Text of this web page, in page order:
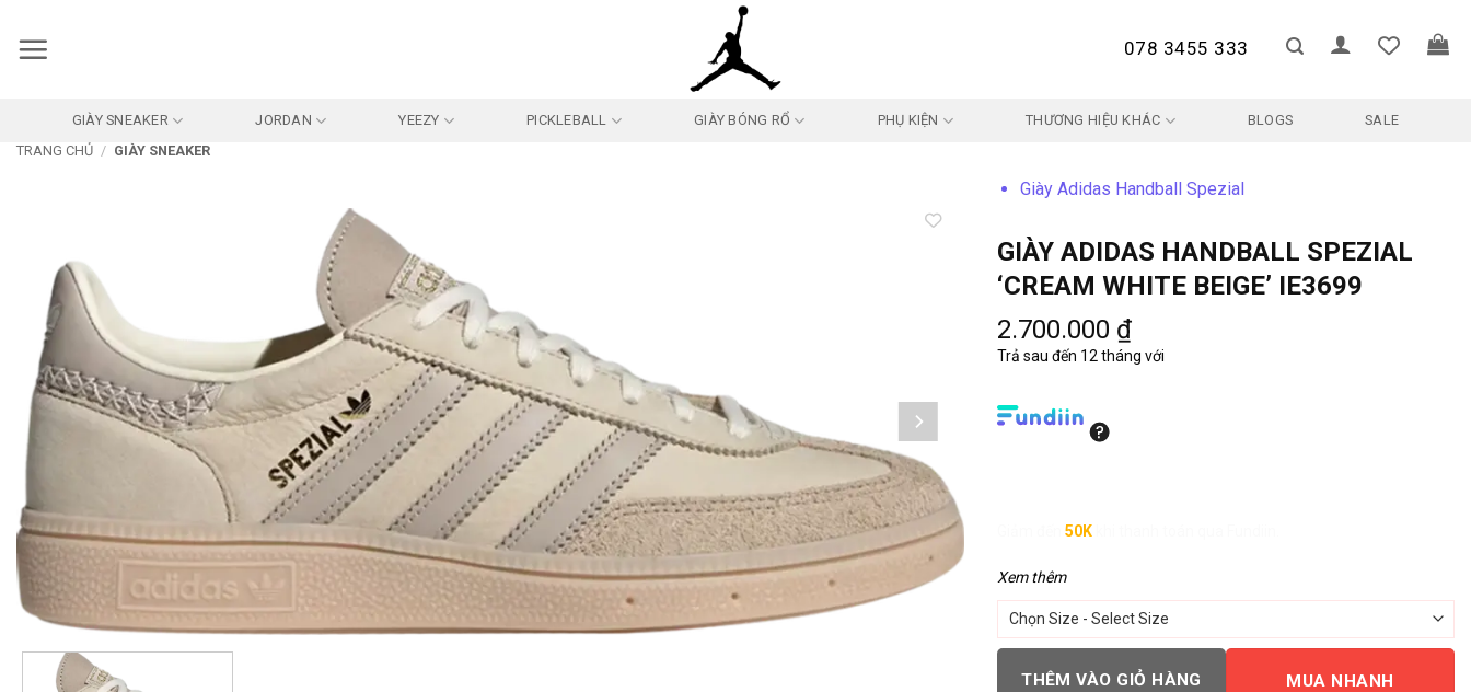
qua
078 3455 333
GIÀY SNEAKER JORDAN YEEZY PICKLEBALL GIÀY BÓNG RỔ PHỤ KIỆN THƯƠNG HIỆU KHÁC BLOGS
SALE
TRANG CHỦ / GIÀY SNEAKER
Giày Adidas Handball Spezial
GIÀY ADIDAS HANDBALL SPEZIAL
‘CREAM WHITE BEIGE’ IE3699
2.700.000 ₫
Trả sau đến 12 tháng với
50K
Xem thêm
THÊM VÀO GIỎ HÀNG MUA NHANH